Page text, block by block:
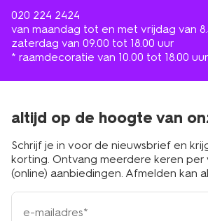
020 224 2424
van maandag tot en met vrijdag van
zaterdag van 09.00 tot 18.00 uur
* raamdecoratie van 10.00 tot 18.00 uur
altijd op de hoogte van
Schrijf je in voor de nieuwsbrief en
korting. Ontvang meerdere keren per
(online) aanbiedingen. Afmelden kan
e-
mailadres